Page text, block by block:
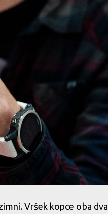
Vršek kopce oba dva